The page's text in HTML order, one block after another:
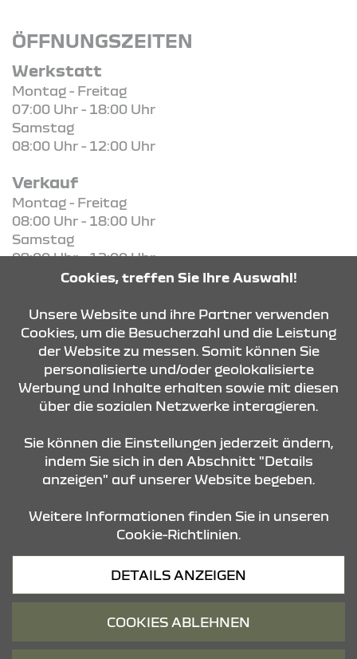
ÖFFNUNGSZEITEN
Werkstatt
Montag - Freitag
07:00 Uhr - 18:00 Uhr
Samstag
08:00 Uhr - 12:00 Uhr
Verkauf
Montag - Freitag
08:00 Uhr - 18:00 Uhr
Samstag
09:00 Uhr - 12:00 Uhr
KONTAKT & ANFAHRT
ÖFFNUNGSZEITEN
STANDORTE
Datenschutz
Cookies, treffen Sie Ihre Auswahl!
Unsere Website und ihre Partner verwenden
Cookies, um die Besucherzahl und die Leistung
der Website zu messen. Somit können Sie
personalisierte und/oder geolokalisierte
Werbung und Inhalte erhalten sowie mit diesen
über die sozialen Netzwerke interagieren.
Sie können die Einstellungen jederzeit ändern,
indem Sie sich in den Abschnitt "Details
anzeigen" auf unserer Website begeben.
Weitere Informationen finden Sie in unseren
Cookie-Richtlinien.
DETAILS ANZEIGEN
COOKIES ABLEHNEN